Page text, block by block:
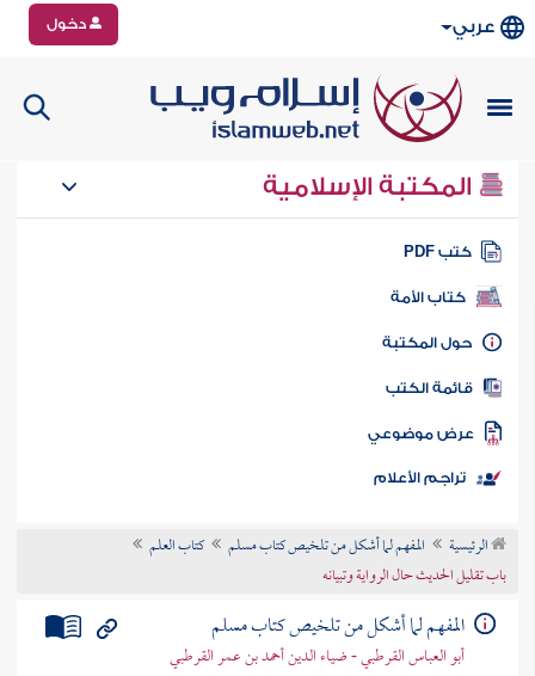
عربي دخول
المكتبة الإسلامية
كتب PDF
كتاب الأمة
المكتبة
الكتب
موضوعي
تراجم الأعلام
الرئيسية المفهم لما أشكل من تلخيص كتاب مسلم
كتاب العلم
باب تقليل الحديث حال الرواية وتبيانه
المفهم لما أشكل من تلخيص كتاب مسلم
أبو العباس القرطبي - ضياء الدين أحمد بن عمر القرطبي